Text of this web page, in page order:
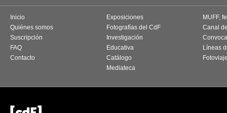
Inicio
Quiénes somos
Suscripción
FAQ
Contacto
Exposiciones
Fotografías del CdF
Investigación
Educativa
Catálogo
Mediateca
MUFF,
Canal
Líneas